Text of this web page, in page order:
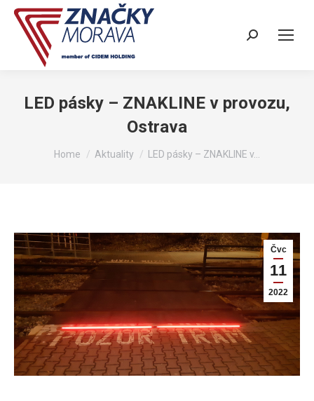
Search:
LED pásky – ZNAKLINE v provozu,
Ostrava
You are here:
Home Aktuality LED pásky – ZNAKLINE v…
Čvc
11
2022